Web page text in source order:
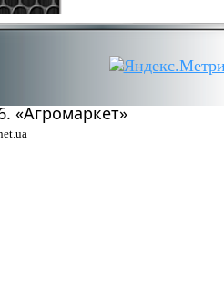
«Агромаркет»